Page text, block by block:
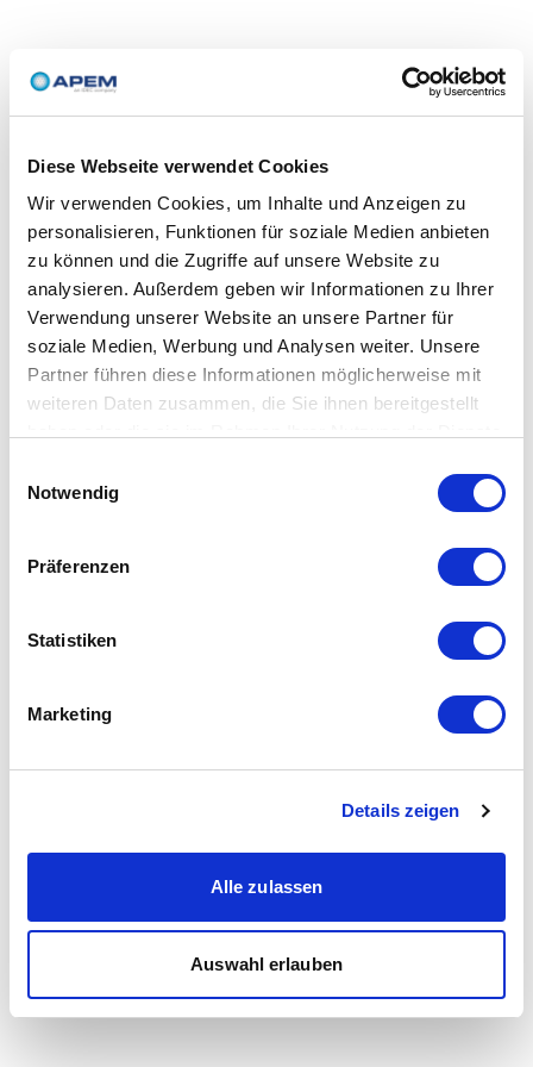
Diese Webseite verwendet Cookies
Wir verwenden Cookies, um Inhalte und Anzeigen zu
personalisieren, Funktionen für soziale Medien anbieten
zu können und die Zugriffe auf unsere Website zu
analysieren. Außerdem geben wir Informationen zu Ihrer
Verwendung unserer Website an unsere Partner für
soziale Medien, Werbung und Analysen weiter. Unsere
Partner führen diese Informationen möglicherweise mit
weiteren Daten zusammen, die Sie ihnen bereitgestellt
Notwendig
Präferenzen
Statistiken
Marketing
Details zeigen
Alle zulassen
Auswahl erlauben